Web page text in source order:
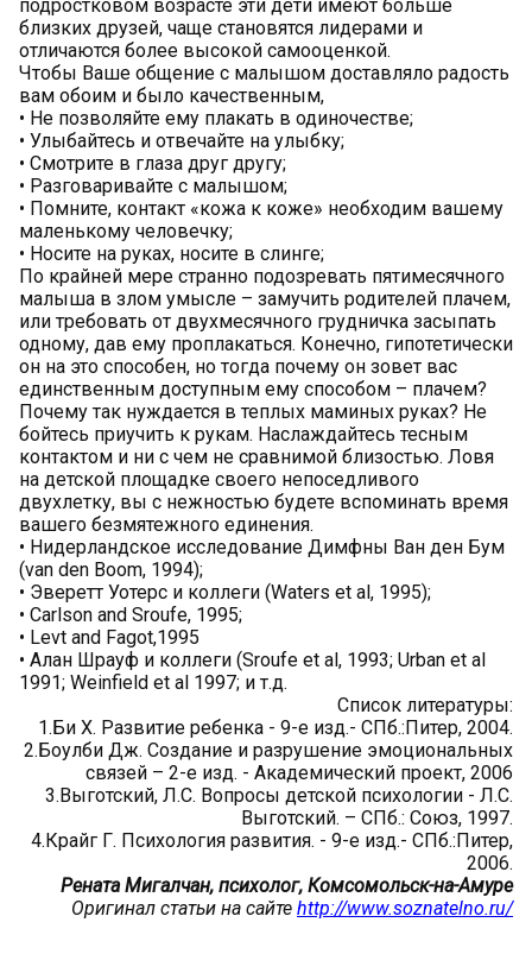
подростковом возрасте эти дети имеют больше
близких друзей, чаще становятся лидерами и
отличаются более высокой самооценкой.
Чтобы Ваше общение с малышом доставляло радость
вам обоим и было качественным,
• Не позволяйте ему плакать в одиночестве;
• Улыбайтесь и отвечайте на улыбку;
• Смотрите в глаза друг другу;
• Разговаривайте с малышом;
• Помните, контакт «кожа к коже» необходим вашему
маленькому человечку;
• Носите на руках, носите в слинге;
По крайней мере странно подозревать пятимесячного
малыша в злом умысле – замучить родителей плачем,
или требовать от двухмесячного грудничка засыпать
одному, дав ему проплакаться. Конечно, гипотетически
он на это способен, но тогда почему он зовет вас
единственным доступным ему способом – плачем?
Почему так нуждается в теплых маминых руках? Не
бойтесь приучить к рукам. Наслаждайтесь тесным
контактом и ни с чем не сравнимой близостью. Ловя
на детской площадке своего непоседливого
двухлетку, вы с нежностью будете вспоминать время
вашего безмятежного единения.
• Нидерландское исследование Димфны Ван ден Бум
(van den Boom, 1994);
• Эверетт Уотерс и коллеги (Waters et al, 1995);
• Сarlson and Sroufe, 1995;
• Levt and Fagot,1995
• Алан Шрауф и коллеги (Sroufe et al, 1993; Urban et al
1991; Weinfield et al 1997; и т.д.
Список литературы:
1.Би Х. Развитие ребенка - 9-е изд.- СПб.:Питер, 2004.
2.Боулби Дж. Создание и разрушение эмоциональных
связей – 2-е изд. - Академический проект, 2006
3.Выготский, Л.С. Вопросы детской психологии - Л.С.
Выготский. – СПб.: Союз, 1997.
4.Крайг Г. Психология развития. - 9-е изд.- СПб.:Питер,
2006.
Рената Мигалчан, психолог, Комсомольск-на-Амуре
Оригинал статьи на сайте http://www.soznatelno.ru/